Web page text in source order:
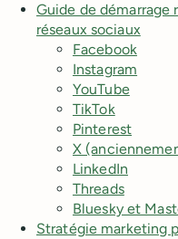
Guide de démarrage
réseaux sociaux
Facebook
Instagram
YouTube
TikTok
Pinterest
X
LinkedIn
Threads
Bluesky et
Stratégie marketing